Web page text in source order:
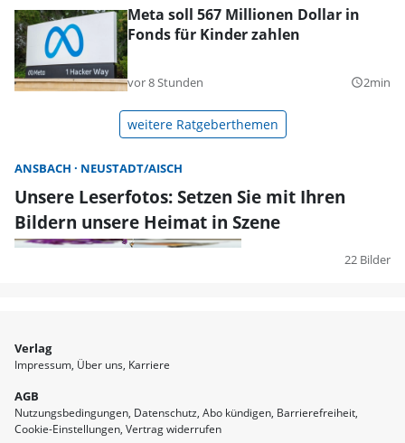
Meta soll 567 Millionen Dollar in
Fonds für Kinder zahlen
vor 8 Stunden query_builder2min
weitere Ratgeberthemen
ANSBACH NEUSTADT/AISCH
Unsere Leserfotos: Setzen Sie mit Ihren
Bildern unsere Heimat in Szene
22 Bilder
Verlag
Impressum Über uns Karriere
AGB
Nutzungsbedingungen Datenschutz Abo kündigen Barrierefreiheit
Cookie-Einstellungen Vertrag widerrufen